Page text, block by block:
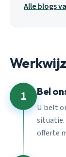
Alle blogs
1 Bel
U belt
situatie.
offerte